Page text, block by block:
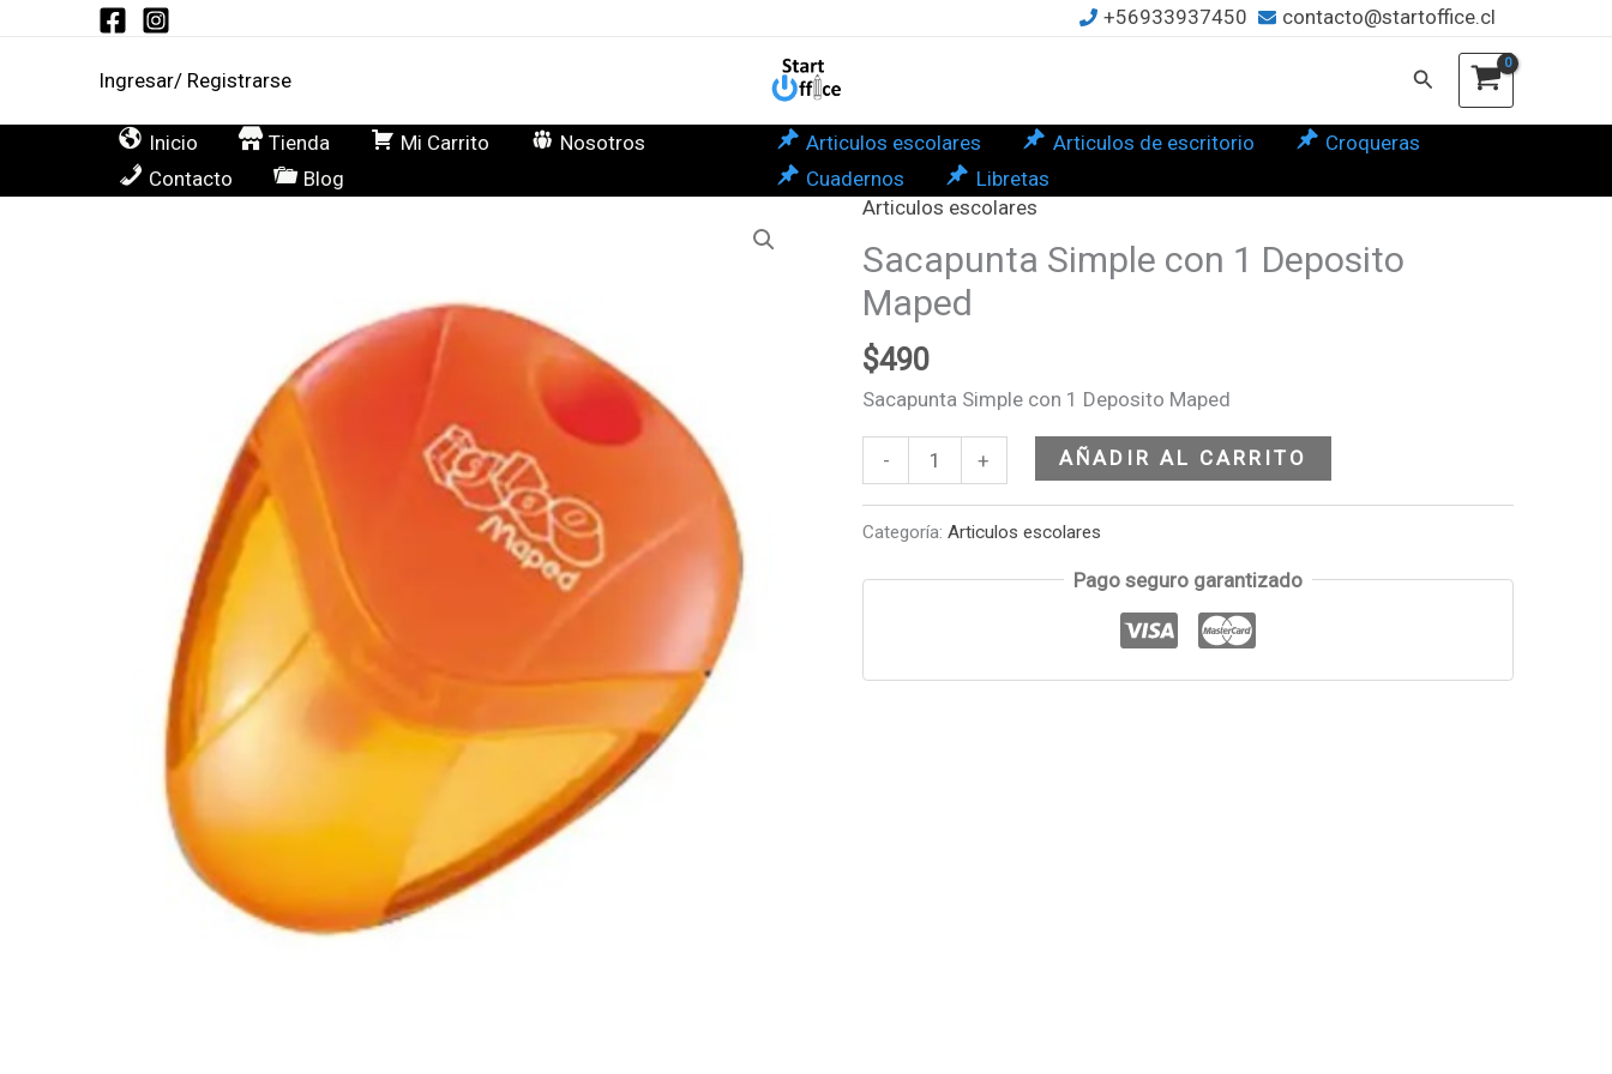
+56933937450 contacto@startoffice.cl
Ingresar/ Registrarse Buscar
Inicio Tienda Mi Carrito
Nosotros
Contacto
Blog
Articulos escolares Articulos de escritorio
Croqueras
Cuadernos
Libretas
Articulos escolares
Sacapunta Simple con 1 Deposito
Maped
$490
Sacapunta Simple con 1 Deposito Maped
-
Sacapunta
Simple
con
1
Deposito
Maped
cantidad
+
AÑADIR AL CARRITO
Categoría:Articulos escolares
Pago seguro garantizado
cantidad